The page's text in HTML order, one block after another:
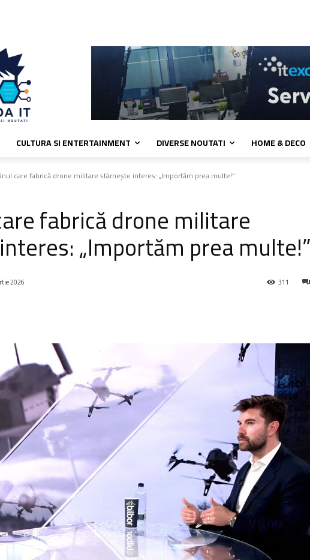
CULTURA SI ENTERTAINMENT DIVERSE NOUTATI HOME & DECO
care fabrică drone militare stârnește interes: „Importăm prea multe!”
fabrică drone militare
„Importăm prea multe!”
2026 311